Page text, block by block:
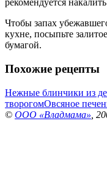
рекомендуется
Чтобы запах
кухне, посыпьте
бумагой.
Похожие рецепты
Нежные блинчики из
творогомОвсяное
© ООО «Владмама» ,